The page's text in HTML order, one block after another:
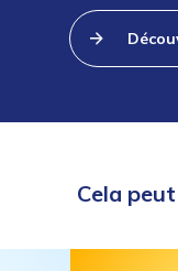
Cela